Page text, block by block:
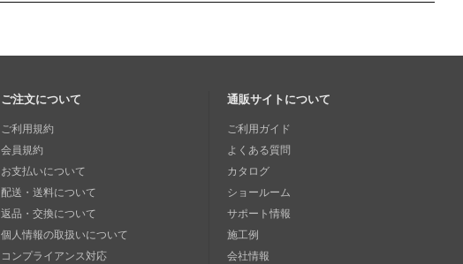
ご注文について
ご利用規約
会員規約
お支払いについて
配送・送料について
返品・交換について
個人情報の取扱いについて
コンプライアンス対応
通販サイトについて
ご利用ガイド
よくある質問
カタログ
ショールーム
サポート情報
施工例
会社情報